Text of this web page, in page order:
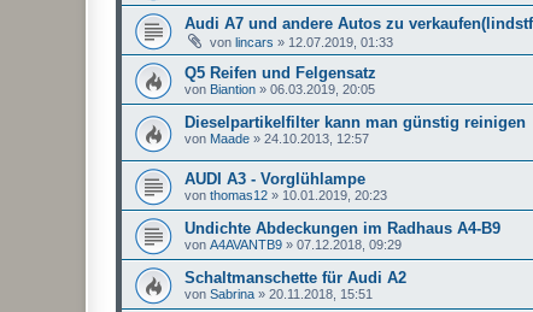
Audi A7 und andere Autos zu
von lincars » 12.07.2019, 01:33
Q5 Reifen und Felgensatz
von Biantion » 06.03.2019, 20:05
Dieselpartikelfilter kann man günstig reinigen
von Maade » 24.10.2013, 12:57
AUDI A3 - Vorglühlampe
von thomas12 » 10.01.2019, 20:23
Undichte Abdeckungen im Radhaus A4-B9
von A4AVANTB9 » 07.12.2018, 09:29
Schaltmanschette für Audi A2
von Sabrina » 20.11.2018, 15:51